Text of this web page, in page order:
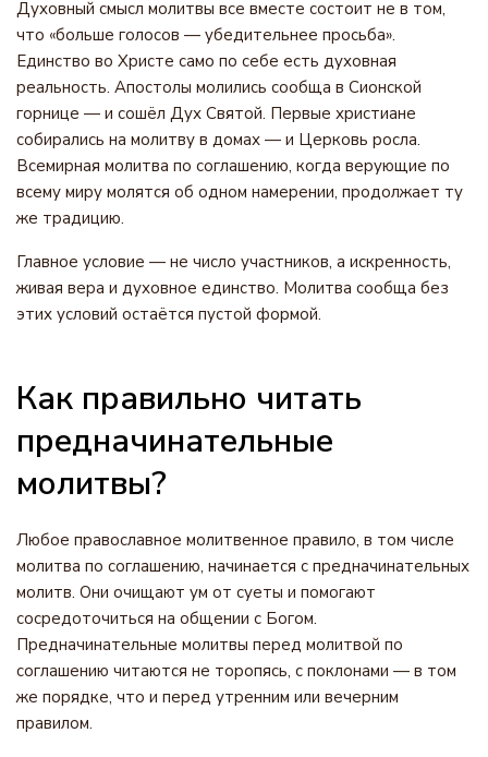
Духовный смысл молитвы все вместе состоит не в том,
что «больше голосов — убедительнее просьба».
Единство во Христе само по себе есть духовная
реальность. Апостолы молились сообща в Сионской
горнице — и сошёл Дух Святой. Первые христиане
собирались на молитву в домах — и Церковь росла.
Всемирная молитва по соглашению, когда верующие по
всему миру молятся об одном намерении, продолжает ту
же традицию.
Главное условие — не число участников, а искренность,
живая вера и духовное единство. Молитва сообща без
этих условий остаётся пустой формой.
Как правильно читать
предначинательные
молитвы?
Любое православное молитвенное правило, в том числе
молитва по соглашению, начинается с предначинательных
молитв. Они очищают ум от суеты и помогают
сосредоточиться на общении с Богом.
Предначинательные молитвы перед молитвой по
соглашению читаются не торопясь, с поклонами — в том
же порядке, что и перед утренним или вечерним
правилом.